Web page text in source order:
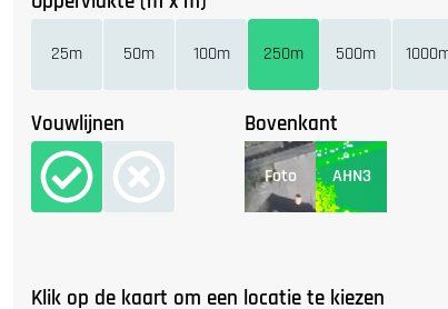
25m 50m 100m 250m 500m
Vouwlijnen Bovenkant
Foto AHN3
Klik op de kaart om een locatie te kiezen